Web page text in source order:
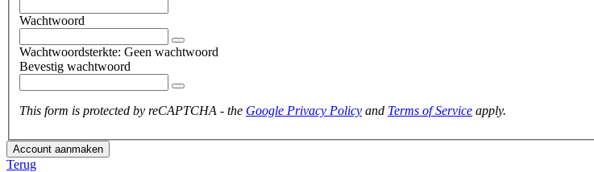
Wachtwoord
Wachtwoordsterkte: Geen wachtwoord
Bevestig wachtwoord
This form is protected by reCAPTCHA - the Google Privacy Policy and Terms of Service apply.
Account aanmaken
Terug